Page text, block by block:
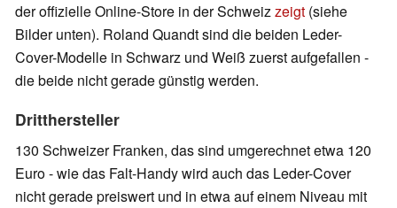
der offizielle Online-Store in der Schweizzeigt (siehe
Bilder unten). Roland Quandt sind die beiden Leder-
Cover-Modelle in Schwarz und Weiß zuerst aufgefallen -
die beide nicht gerade günstig werden.
Dritthersteller
130 Schweizer Franken, das sind umgerechnet etwa 120
Euro - wie das Falt-Handy wird auch das Leder-Cover
nicht gerade preiswert und in etwa auf einem Niveau mit